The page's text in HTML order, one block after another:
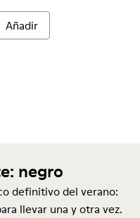
Añadir
negro
definitivo del verano:
llevar una y otra vez.